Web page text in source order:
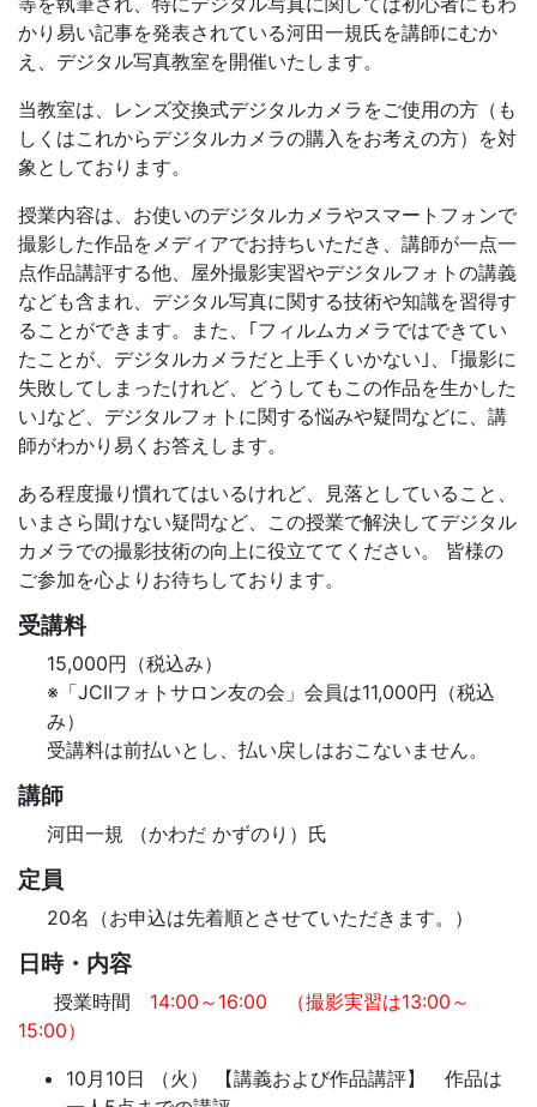
かり易い記事を発表されている河田一規氏を講師にむか
え、デジタル写真教室を開催いたします。
当教室は、レンズ交換式デジタルカメラをご使用の方（も
しくはこれからデジタルカメラの購入をお考えの方）を対
象としております。
授業内容は、お使いのデジタルカメラやスマートフォンで
撮影した作品をメディアでお持ちいただき、講師が一点一
点作品講評する他、屋外撮影実習やデジタルフォトの講義
なども含まれ、デジタル写真に関する技術や知識を習得す
ることができます。また、｢フィルムカメラではできてい
たことが、デジタルカメラだと上手くいかない｣、｢撮影に
失敗してしまったけれど、どうしてもこの作品を生かした
い｣など、デジタルフォトに関する悩みや疑問などに、講
師がわかり易くお答えします。
ある程度撮り慣れてはいるけれど、見落としていること、
いまさら聞けない疑問など、この授業で解決してデジタル
カメラでの撮影技術の向上に役立ててください。 皆様の
ご参加を心よりお待ちしております。
受講料
15,000円（税込み）
※「JCIIフォトサロン友の会」会員は11,000円（税込
み）
受講料は前払いとし、払い戻しはおこないません。
講師
河田一規 （かわだ かずのり）氏
定員
20名（お申込は先着順とさせていただきます。）
日時・内容
授業時間 14:00～16:00 （撮影実習は13:00～
15:00）
10月10日 （火） 【講義および作品講評】 作品は